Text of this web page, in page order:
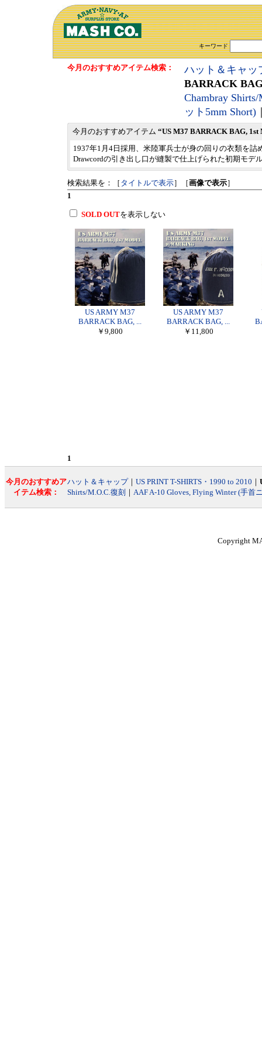
キーワード
今月のおすすめアイテム検索：
ハット＆キャッ
BARRACK
Chambray
ット5mm Short)
今月のおすすめアイテム “US M37 BARRACK BAG, 1st
1937年1月4日採用、米陸軍兵士が身の回りの衣類を
Drawcordの引き出し口が縫製で仕上げられた初期モデ
検索結果を：［ タイトルで表示］［画像で表示］
1
SOLD OUTを表示しない
US ARMY M37
BARRACK BAG, ...
US ARMY M37
BARRACK BAG, ...
￥9,800
￥11,800
1
今月のおすすめア
イテム検索：
ハット＆キャップ｜ US PRINT T-SHIRTS・1990 to 2010 ｜
Shirts/M.O.C.復刻 ｜ AAF A-10 Gloves, Flying Winter (手首
Copyright